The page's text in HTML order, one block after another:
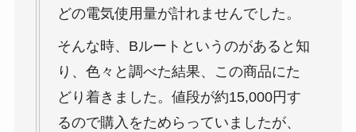
どの電気使用量が計れませんでした。
そんな時、Bルートというのがあると知
り、色々と調べた結果、この商品にた
どり着きました。値段が約15,000円す
るので購入をためらっていましたが、